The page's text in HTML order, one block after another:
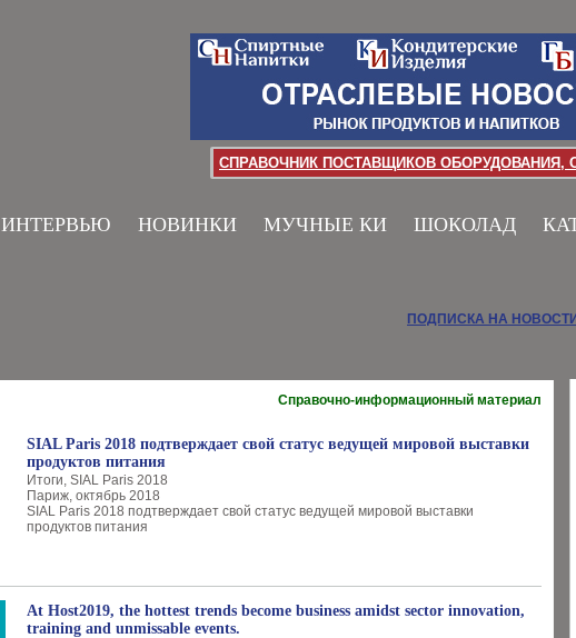
СПРАВОЧНИК ПОСТАВЩИКОВ ОБОРУДОВАНИЯ,
ИНТЕРВЬЮ НОВИНКИ МУЧНЫЕ КИ ШОКОЛАД
ПОДПИСКА НА НОВОСТИ
Справочно-информационный материал
SIAL Paris 2018 подтверждает свой статус ведущей мировой выставки
продуктов питания
Итоги, SIAL Paris 2018
Париж, октябрь 2018
SIAL Paris 2018 подтверждает свой статус ведущей мировой выставки
продуктов питания
At Host2019, the hottest trends become business amidst sector innovation,
training and unmissable events.